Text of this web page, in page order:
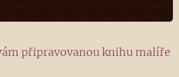
připravovanou knihu malíře